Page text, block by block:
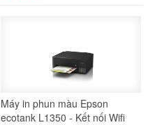
Máy in phun màu Epson
ecotank L1350 - Kết nối Wifi